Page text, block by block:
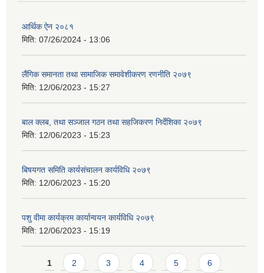
आर्थिक ऐन २०८१
मिति: 07/26/2024 - 13:06
लैंगिक समानता तथा सामाजिक समावेशीकरण रणनीति २०७९
मिति: 12/06/2023 - 15:27
बाल क्लब, तथा सञ्जाल गठन तथा सहजिकरण निर्देशिका २०७९
मिति: 12/06/2023 - 15:23
बिषयगत समिति कार्यसंचालन कार्यविधि २०७९
मिति: 12/06/2023 - 15:20
पशु वीमा कार्यक्रम कार्यान्वयन कार्यविधि २०७९
मिति: 12/06/2023 - 15:19
Pages
1 2 3 4 5 6